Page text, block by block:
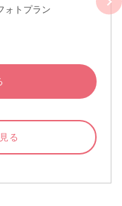
《平